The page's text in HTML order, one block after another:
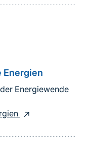
Energien
Energiewende